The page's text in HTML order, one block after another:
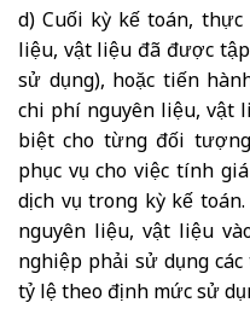
d) Cuối kỳ kế toán,
liệu, vật liệu đã được
sử dụng), hoặc tiến
chi phí nguyên liệu, vật
biệt cho từng đối
phục vụ cho việc tính
dịch vụ trong kỳ kế
nguyên liệu, vật liệu
nghiệp phải sử dụng
tỷ lệ theo định mức sử